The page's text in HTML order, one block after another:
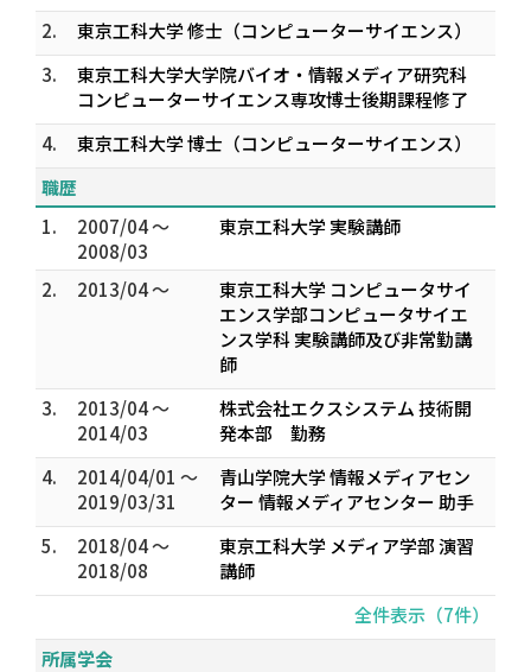
2.
東京工科大学 修士（コンピューターサイエンス）
3.
東京工科大学大学院バイオ・情報メディア研究科
コンピューターサイエンス専攻博士後期課程修了
4.
東京工科大学 博士（コンピューターサイエンス）
職歴
1.
2007/04 ～
2008/03
東京工科大学 実験講師
2. 2013/04 ～
東京工科大学 コンピュータサイ
エンス学部コンピュータサイエ
ンス学科 実験講師及び非常勤講
師
3.
2013/04 ～
2014/03
株式会社エクスシステム 技術開
発本部 勤務
4.
2014/04/01 ～
2019/03/31
青山学院大学 情報メディアセン
ター 情報メディアセンター 助手
5.
2018/04 ～
2018/08
東京工科大学 メディア学部 演習
講師
全件表示（7件）
所属学会